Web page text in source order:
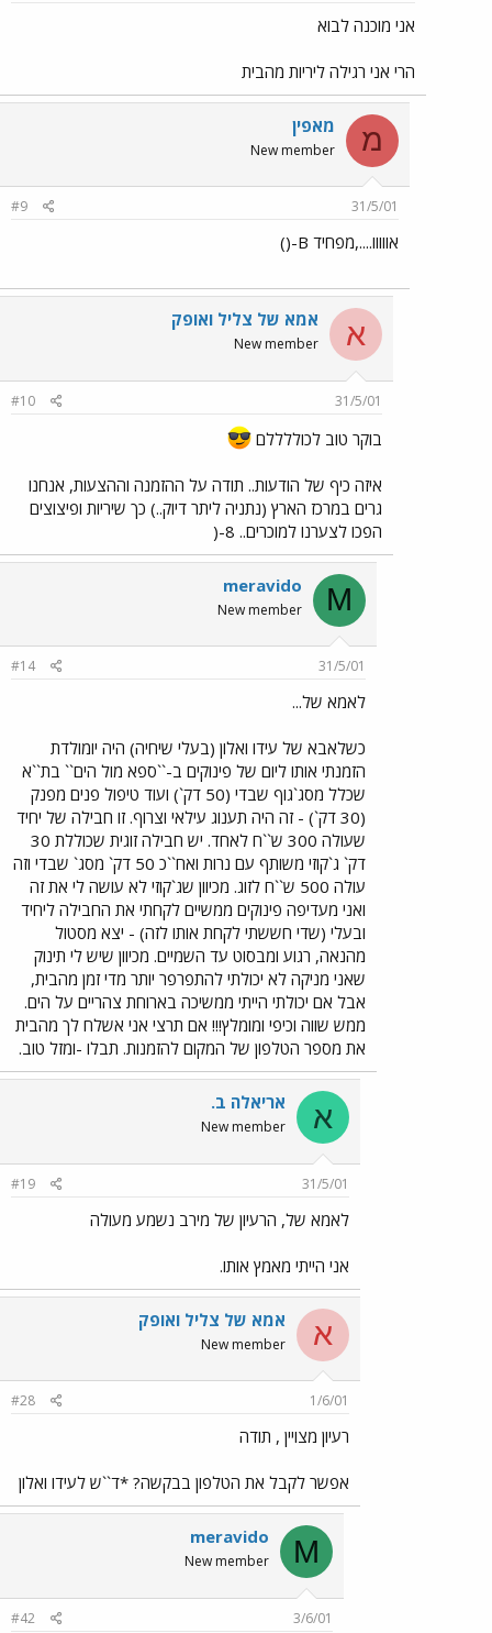
אני מוכנה לבוא
הרי אני רגילה ליריות מהבית
מ מאפין
New member
31/5/01
#9
אווווו....,מפחיד B-()
א אמא של צליל ואופק
New member
31/5/01
#10
בוקר טוב לכוללללם
איזה כיף של הודעות.. תודה על ההזמנה וההצעות, אנחנו
גרים במרכז הארץ (נתניה ליתר דיוק..) כך שיריות ופיצוצים
הפכו לצערנו למוכרים.. 8-(
M
meravido
New member
31/5/01
#14
לאמא של...
כשלאבא של עידו ואלון (בעלי שיחיה) היה יומולדת
הזמנתי אותו ליום של פינוקים ב-``ספא מול הים`` בת``א
שכלל מסג`גוף שבדי (50 דק`) ועוד טיפול פנים מפנק
(30 דק`) - זה היה תענוג עילאי וצרוף. זו חבילה של יחיד
שעולה 300 ש``ח לאחד. יש חבילה זוגית שכוללת 30
דק` ג`קוזי משותף עם נרות ואח``כ 50 דק` מסג` שבדי וזה
עולה 500 ש``ח לזוג. מכיוון שג`קוזי לא עושה לי את זה
ואני מעדיפה פינוקים ממשיים לקחתי את החבילה ליחיד
ובעלי (שדי חששתי לקחת אותו לזה) - יצא מסטול
מהנאה, רגוע ומבסוט עד השמיים. מכיוון שיש לי תינוק
שאני מניקה לא יכולתי להתפרפר יותר מדי זמן מהבית,
אבל אם יכולתי הייתי ממשיכה בארוחת צהריים על הים.
ממש שווה וכיפי ומומלץ!!! אם תרצי אני אשלח לך מהבית
את מספר הטלפון של המקום להזמנות. תבלו -ומזל טוב.
א אריאלה ב.
New member
31/5/01
#19
לאמא של, הרעיון של מירב נשמע מעולה
אני הייתי מאמץ אותו.
א אמא של צליל ואופק
New member
1/6/01
#28
רעיון מצויין , תודה
אפשר לקבל את הטלפון בבקשה? *ד``ש לעידו ואלון
M
meravido
New member
3/6/01
#42